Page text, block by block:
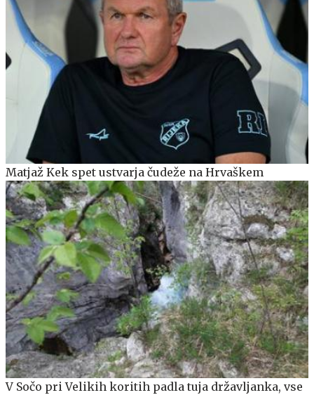
Matjaž Kek spet ustvarja čudeže na Hrvaškem
V Sočo pri Velikih koritih padla tuja državljanka, vse